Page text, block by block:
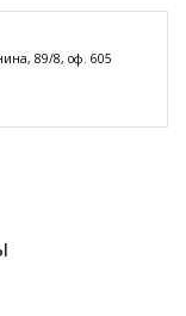
89/8, оф. 605